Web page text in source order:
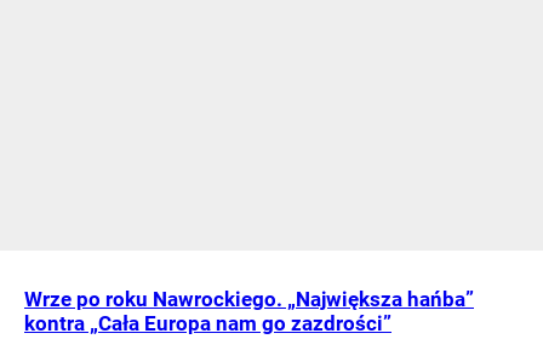
Wrze po roku Nawrockiego. „Największa hańba”
kontra „Cała Europa nam go zazdrości”